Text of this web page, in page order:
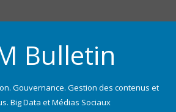
Bulletin
Gouvernance. Gestion des contenus et
Big Data et Médias Sociaux